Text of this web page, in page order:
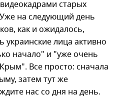
старых
на следующий день
как и ожидалось,
лица активно
начало" и "уже очень
Все просто: сначала
затем тут же
нас со дня на день.